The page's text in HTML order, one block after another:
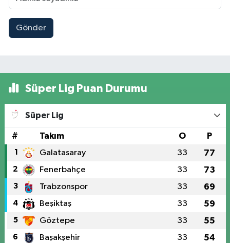
Gönder
Süper Lig Puan Durumu
Süper Lig
# Takım O P
1 Galatasaray 33 77
2 Fenerbahçe 33 73
3 Trabzonspor 33 69
4 Beşiktaş 33 59
5 Göztepe 33 55
6 Başakşehir 33 54